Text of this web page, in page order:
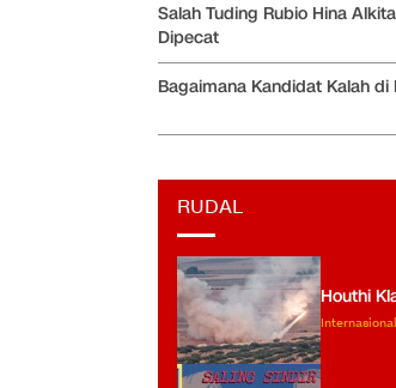
Salah Tuding Rubio Hina
Dipecat
Bagaimana Kandidat Kalah di
RUDAL
Houthi
Internasional